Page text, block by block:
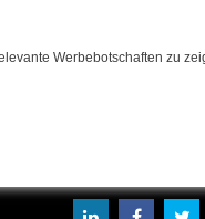
Werbebotschaften zu